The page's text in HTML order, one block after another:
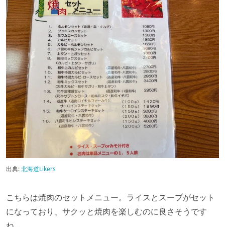
出典:北海道Likers
こちらは焼肉のセットメニュー。ライスとスープがセット
になっており、サクッと焼肉を楽しむのに良さそうです